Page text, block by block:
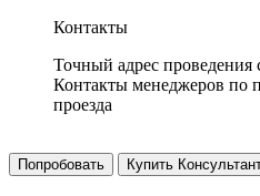
Контакты
Точный адрес
Контакты менеджеров по
проезда
Попробовать Купить